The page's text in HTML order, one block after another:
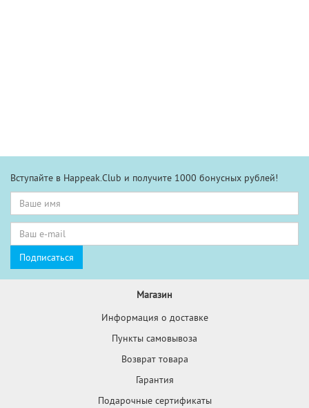
Вступайте в Happeak.Club и получите 1000 бонусных рублей!
Магазин
Информация о доставке
Пункты самовывоза
Возврат товара
Гарантия
Подарочные сертификаты